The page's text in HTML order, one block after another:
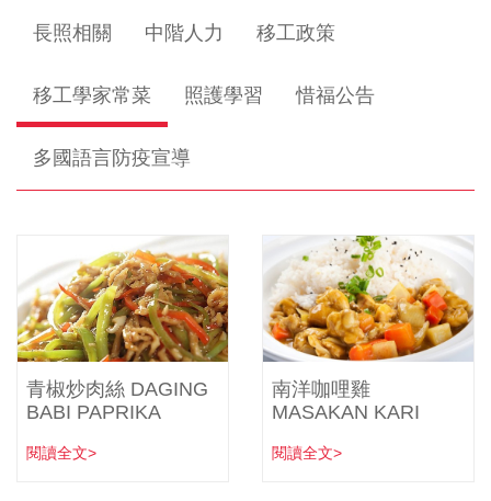
長照相關 中階人力 移工政策
移工學家常菜 照護學習 惜福公告
多國語言防疫宣導
青椒炒肉絲 DAGING
BABI PAPRIKA
閱讀全文>
南洋咖哩雞
MASAKAN KARI
閱讀全文>